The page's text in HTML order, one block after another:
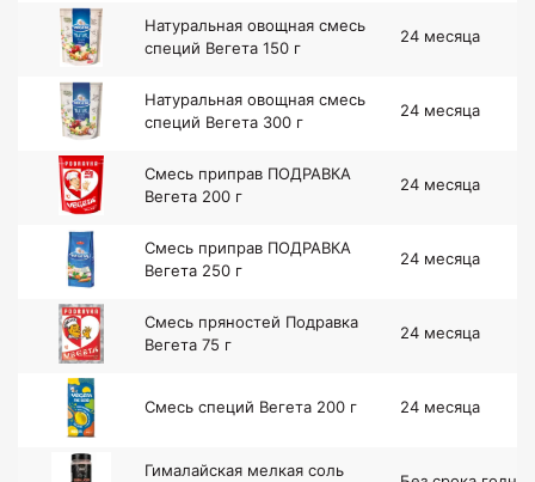
Натуральная овощная смесь
специй Вегета 150 г
24 месяца
Натуральная овощная смесь
специй Вегета 300 г
24 месяца
Смесь приправ ПОДРАВКА
Вегета 200 г
24 месяца
Смесь приправ ПОДРАВКА
Вегета 250 г
24 месяца
Смесь пряностей Подравка
Вегета 75 г
24 месяца
Смесь специй Вегета 200 г 24 месяца
Гималайская мелкая соль